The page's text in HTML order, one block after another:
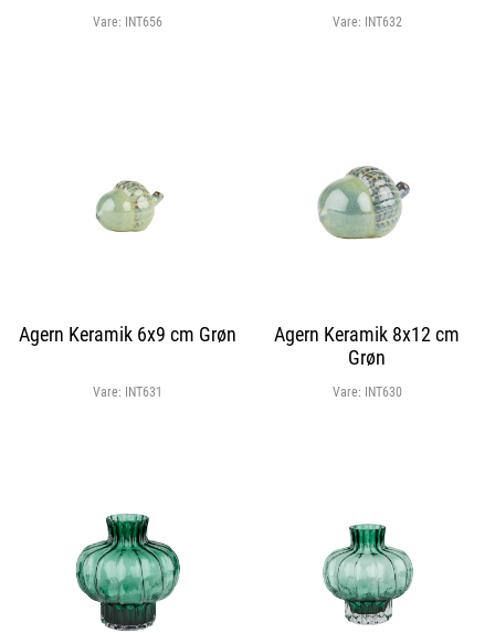
Vare: INT656 Vare: INT632
Agern Keramik 6x9 cm Grøn
Vare: INT631
Agern Keramik 8x12 cm
Grøn
Vare: INT630